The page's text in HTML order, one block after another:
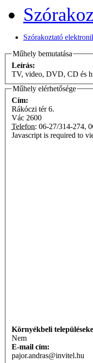
Szórakoztató
Műhely bemutatása
Leírás:
TV, video, DVD, CD és
Műhely elérhetősége
Cím:
Rákóczi tér 6.
Vác 2600
Telefon: 06-27/314-274,
Javascript is required to
Környékbeli
Nem
E-mail cím:
pajor.andras@invitel.hu